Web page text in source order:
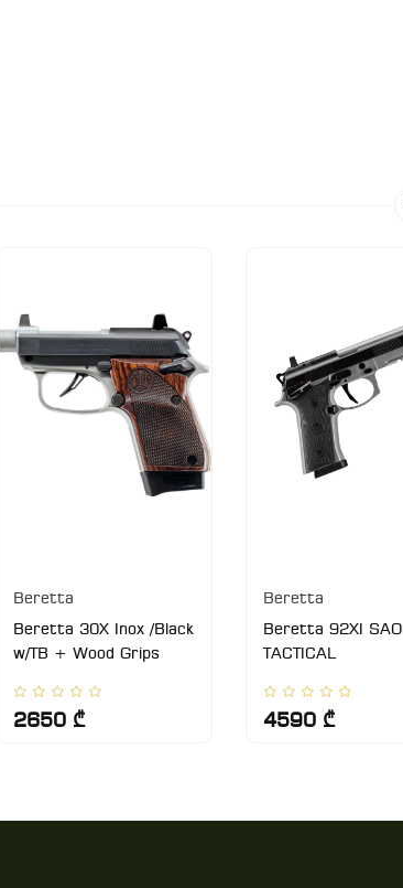
Beretta
Beretta 30X Inox /Black
w/TB + Wood Grips
2650 ₾
Beretta
Beretta 92XI SAO
TACTICAL
4590 ₾